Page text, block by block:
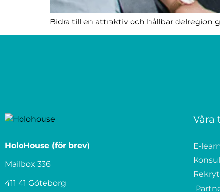
Bidra till en attraktiv och hållbar delregion
HoloHouse (för brev)
Mailbox 336
411 41 Göteborg
Våra
E-